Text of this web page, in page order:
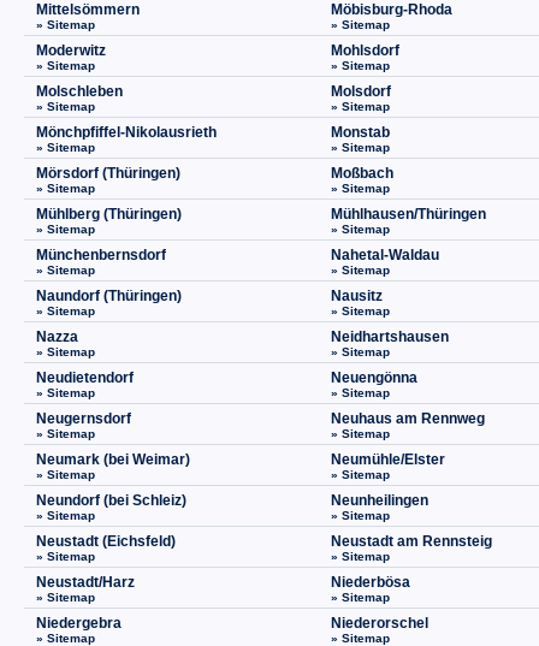
Mittelsömmern
» Sitemap
Möbisburg-Rhoda
» Sitemap
Moderwitz
» Sitemap
Mohlsdorf
» Sitemap
Molschleben
» Sitemap
Molsdorf
» Sitemap
Mönchpfiffel-Nikolausrieth
» Sitemap
Monstab
» Sitemap
Mörsdorf (Thüringen)
» Sitemap
Moßbach
» Sitemap
Mühlberg (Thüringen)
» Sitemap
Mühlhausen/Thüringen
» Sitemap
Münchenbernsdorf
» Sitemap
Nahetal-Waldau
» Sitemap
Naundorf (Thüringen)
» Sitemap
Nausitz
» Sitemap
Nazza
» Sitemap
Neidhartshausen
» Sitemap
Neudietendorf
» Sitemap
Neuengönna
» Sitemap
Neugernsdorf
» Sitemap
Neuhaus am Rennweg
» Sitemap
Neumark (bei Weimar)
» Sitemap
Neumühle/Elster
» Sitemap
Neundorf (bei Schleiz)
» Sitemap
Neunheilingen
» Sitemap
Neustadt (Eichsfeld)
» Sitemap
Neustadt am Rennsteig
» Sitemap
Neustadt/Harz
» Sitemap
Niederbösa
» Sitemap
Niedergebra
» Sitemap
Niederorschel
» Sitemap